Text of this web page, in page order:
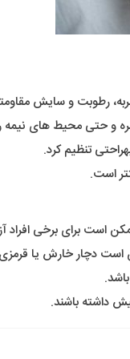
رطوبت و سایش
و حتی محیط های
تنظیم کرد.
است.
است برای برخی افراد
است دچار خارش یا
داشته باشند.